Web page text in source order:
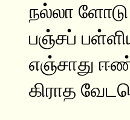
நல்லா ளோடு
பஞ்சப்
எஞ்சாது
கிராத